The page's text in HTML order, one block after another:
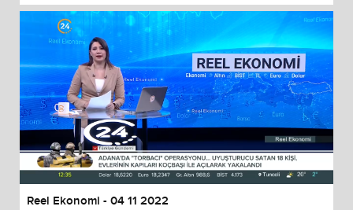
Reel Ekonomi - 04 11 2022